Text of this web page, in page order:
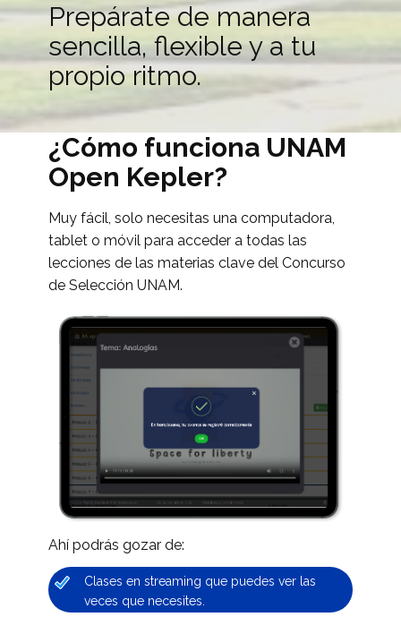
Prepárate de manera
sencilla, flexible y a tu
propio ritmo.
¿Cómo funciona UNAM
Open Kepler?
Clases en streaming que puedes ver las
veces que necesites.
Muy fácil, solo necesitas una computadora,
tablet o móvil para acceder a todas las
lecciones de las materias clave del Concu​rso
de Selección UNAM.
Ahí podrás gozar de: